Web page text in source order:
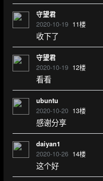
守望君
2020-10-19 11楼
收下了
守望君
2020-10-19 12楼
看看
ubuntu
2020-10-20 13楼
感谢分享
daiyan1
2020-10-26 14楼
这个好